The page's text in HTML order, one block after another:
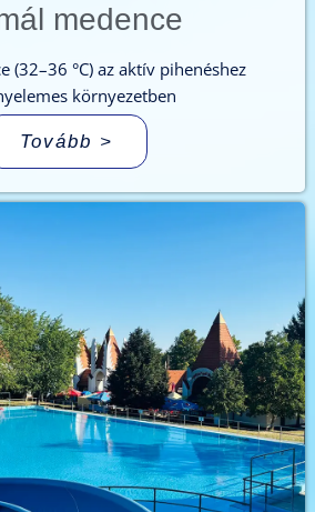
medence
(32–36 °C) az aktív pihenéshez
környezetben
Tovább >